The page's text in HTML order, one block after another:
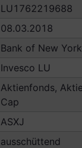
LU1762219688
08.03.2018
Bank of New
Invesco LU
Aktienfonds,
Cap
ASXJ
ausschüttend